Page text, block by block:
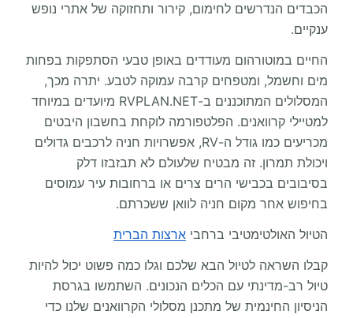
הכבדים הנדרשים לחימום, קירור ותחזוקה של אתרי נופש
ענקיים.
החיים במוטורהום מעודדים באופן טבעי הסתפקות בפחות
מים וחשמל, ומטפחים קרבה עמוקה לטבע. יתרה מכך,
המסלולים המתוכננים ב-RVPLAN.NET מיועדים במיוחד
למטיילי קרוואנים. הפלטפורמה לוקחת בחשבון היבטים
מכריעים כמו גודל ה-RV, אפשרויות חניה לרכבים גדולים
ויכולת תמרון. זה מבטיח שלעולם לא תבזבזו דלק
בסיבובים בכבישי הרים צרים או ברחובות עיר עמוסים
בחיפוש אחר מקום חניה לוואן ששכרתם.
הטיול האולטימטיבי ברחבי ארצות הברית
קבלו השראה לטיול הבא שלכם וגלו כמה פשוט יכול להיות
טיול רב-מדינתי עם הכלים הנכונים. השתמשו בגרסת
הניסיון החינמית של מתכנן מסלולי הקרוואנים שלנו כדי